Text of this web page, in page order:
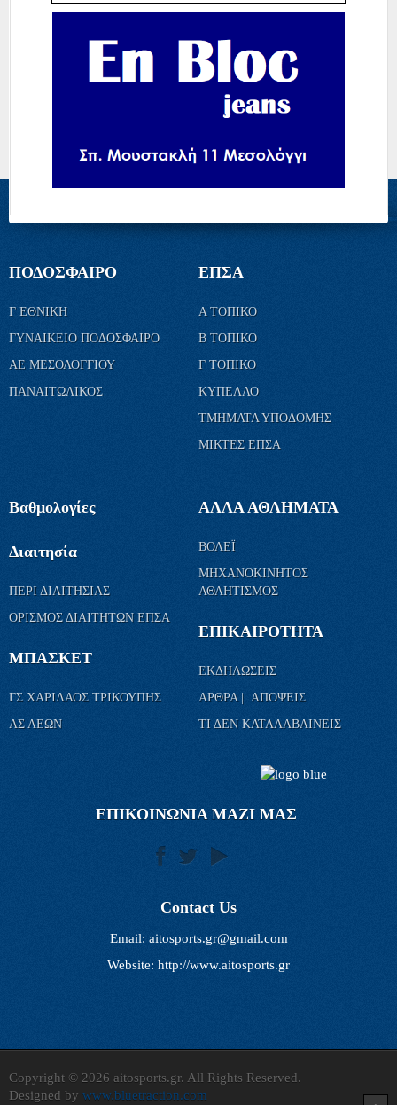
ΠΟΔΟΣΦΑΙΡΟ
Γ ΕΘΝΙΚΗ
ΓΥΝΑΙΚΕΙΟ ΠΟΔΟΣΦΑΙΡΟ
ΑΕ ΜΕΣΟΛΟΓΓΙΟΥ
ΠΑΝΑΙΤΩΛΙΚΟΣ
ΕΠΣΑ
Α ΤΟΠΙΚΟ
Β ΤΟΠΙΚΟ
Γ ΤΟΠΙΚΟ
ΚΥΠΕΛΛΟ
ΤΜΗΜΑΤΑ ΥΠΟΔΟΜΗΣ
ΜΙΚΤΕΣ ΕΠΣΑ
Βαθμολογίες
Διαιτησία
ΠΕΡΙ ΔΙΑΙΤΗΣΙΑΣ
ΟΡΙΣΜΟΣ ΔΙΑΙΤΗΤΩΝ ΕΠΣΑ
ΜΠΑΣΚΕΤ
ΓΣ ΧΑΡΙΛΑΟΣ ΤΡΙΚΟΥΠΗΣ
ΑΣ ΛΕΩΝ
ΑΛΛΑ ΑΘΛΗΜΑΤΑ
ΒΟΛΕΪ
ΜΗΧΑΝΟΚΙΝΗΤΟΣ
ΑΘΛΗΤΙΣΜΟΣ
ΕΠΙΚΑΙΡΟΤΗΤΑ
ΕΚΔΗΛΩΣΕΙΣ
ΑΡΘΡΑ | ΑΠΟΨΕΙΣ
ΤΙ ΔΕΝ ΚΑΤΑΛΑΒΑΙΝΕΙΣ
ΕΠΙΚΟΙΝΩΝΙΑ ΜΑΖΙ ΜΑΣ
Contact Us
Email: aitosports.gr@gmail.com
Website: http://www.aitosports.gr
Copyright © 2026 aitosports.gr. All Rights Reserved.
Designed by www.bluetraction.com